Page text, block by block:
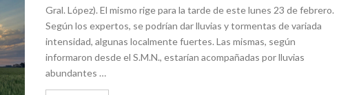
Gral. López). El mismo rige para la tarde de este lunes 23 de febrero.
Según los expertos, se podrían dar lluvias y tormentas de variada
intensidad, algunas localmente fuertes. Las mismas, según
informaron desde el S.M.N., estarían acompañadas por lluvias
abundantes …